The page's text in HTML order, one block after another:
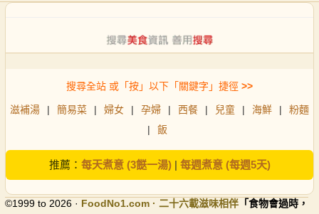
搜尋全站 或「按」以下「關鍵字」捷徑 >>
滋補湯 | 簡易菜 | 婦女 | 孕婦 | 西餐 | 兒童 | 海鮮 |
粉麵
|
飯
推薦： 每天煮意 (3餸一湯)| 每週煮意 (每週5天)
©1999 to 2026 · FoodNo1.com · 二十六載滋味相伴 「食物會過時，